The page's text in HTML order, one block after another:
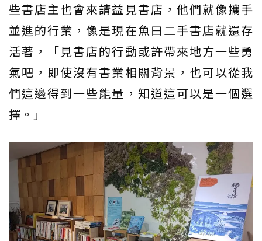
些書店主也會來請益見書店，他們就像攜手
並進的行業，像是現在魚曰二手書店就還存
活著，「見書店的行動或許帶來地方一些勇
氣吧，即使沒有書業相關背景，也可以從我
們這邊得到一些能量，知道這可以是一個選
擇。」